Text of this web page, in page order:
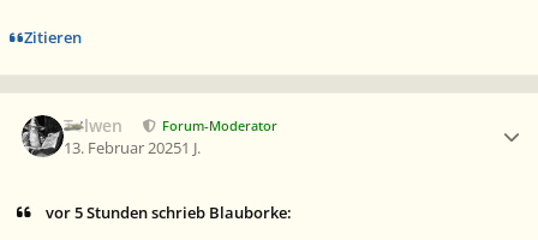
Zitieren
Tolwen Forum-Moderator
13. Februar 20251 J.
vor 5 Stunden schrieb Blauborke: